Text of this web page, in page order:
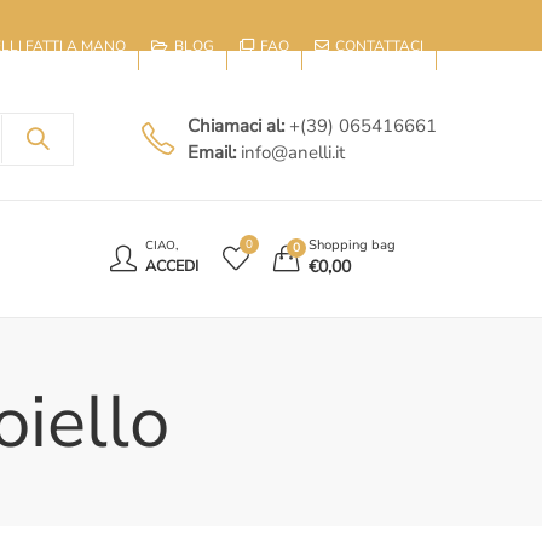
FATTI A MANO BLOG FAQ CONTATTACI
Chiamaci al: +(39) 065416661
Email: info@anelli.it
CIAO,
ACCEDI
0 0 Shopping bag
€0,00